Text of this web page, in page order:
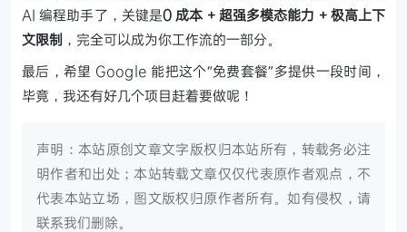
AI 编程助手了，关键是0 成本 + 超强多模态能力 + 极高上下
文限制 ，完全可以成为你工作流的一部分。
最后，希望 Google 能把这个“免费套餐”多提供一段时间，
毕竟，我还有好几个项目赶着要做呢！
声明：本站原创文章文字版权归本站所有，转载务必注
明作者和出处；本站转载文章仅仅代表原作者观点，不
代表本站立场，图文版权归原作者所有。如有侵权，请
联系我们删除。